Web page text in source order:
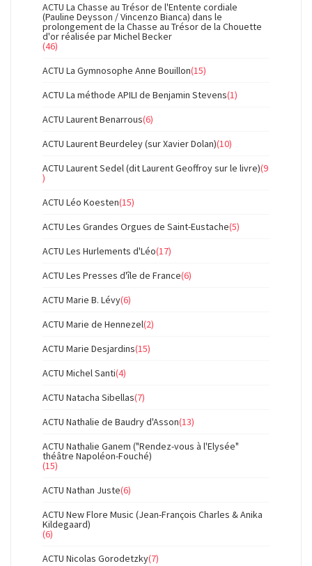
ACTU La Chasse au Trésor de l'Entente cordiale
(Pauline Deysson / Vincenzo Bianca) dans le
prolongement de la Chasse au Trésor de la Chouette
d'or réalisée par Michel Becker
(46)
ACTU La Gymnosophe Anne Bouillon(15)
ACTU La méthode APILI de Benjamin Stevens(1)
ACTU Laurent Benarrous(6)
ACTU Laurent Beurdeley (sur Xavier Dolan)(10)
ACTU Laurent Sedel (dit Laurent Geoffroy sur le livre)(9
)
ACTU Léo Koesten(15)
ACTU Les Grandes Orgues de Saint-Eustache(5)
ACTU Les Hurlements d'Léo(17)
ACTU Les Presses d'île de France(6)
ACTU Marie B. Lévy(6)
ACTU Marie de Hennezel(2)
ACTU Marie Desjardins(15)
ACTU Michel Santi(4)
ACTU Natacha Sibellas(7)
ACTU Nathalie de Baudry d'Asson(13)
ACTU Nathalie Ganem ("Rendez-vous à l'Elysée"
théâtre Napoléon-Fouché)
(15)
ACTU Nathan Juste(6)
ACTU New Flore Music (Jean-François Charles & Anika
Kildegaard)
(6)
ACTU Nicolas Gorodetzky(7)